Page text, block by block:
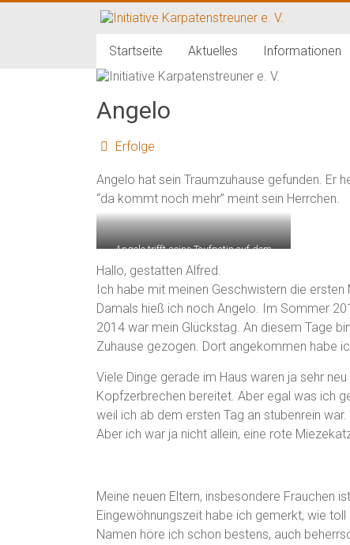
Initiative
Karpatenstreuner
e.
V.
für
den
Tierschutz
in
Startseite Aktuelles Informationen
Angelo
Erfolge
Angelo hat sein Traumzuhause gefunden. Er
“da kommt noch mehr” meint sein Herrchen.
Angelo trifft seine Taufpatin auf dem
Karpatenstreunerfest 2015
Hallo, gestatten Alfred.
Ich habe mit meinen Geschwistern die
Damals hieß ich noch Angelo. Im Sommer
2014 war mein Glückstag. An diesem Tage
Zuhause gezogen. Dort angekommen habe
Viele Dinge gerade im Haus waren ja sehr
Kopfzerbrechen bereitet. Aber egal was ich
weil ich ab dem ersten Tag an stubenrein
Aber ich war ja nicht allein, eine rote
Meine neuen Eltern, insbesondere Frauchen
Eingewöhnungszeit habe ich gemerkt, wie
Namen höre ich schon bestens, auch